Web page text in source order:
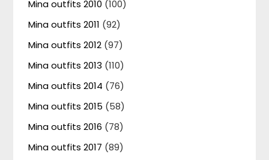
Mina outfits 2010 (100)
Mina outfits 2011 (92)
Mina outfits 2012 (97)
Mina outfits 2013 (110)
Mina outfits 2014 (76)
Mina outfits 2015 (58)
Mina outfits 2016 (78)
Mina outfits 2017 (89)